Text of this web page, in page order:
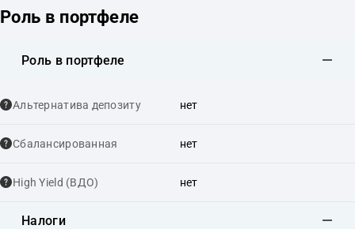
Роль в портфеле
Роль в портфеле
Альтернатива депозиту нет
Сбалансированная нет
High Yield (ВДО) нет
Налоги